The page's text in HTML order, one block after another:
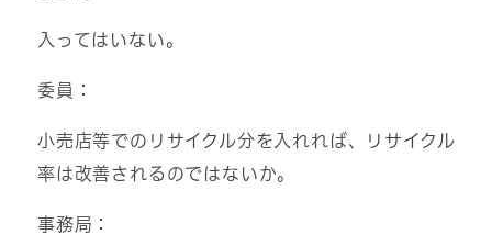
入ってはいない。
委員：
小売店等でのリサイクル分を入れれば、リサイクル
率は改善されるのではないか。
事務局：